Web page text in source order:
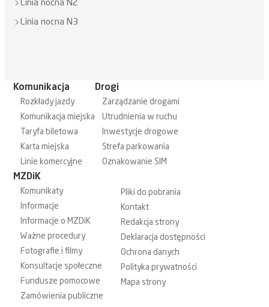
Linia nocna N2
Linia nocna N3
Komunikacja
Rozkłady jazdy
Komunikacja miejska
Taryfa biletowa
Karta miejska
Linie komercyjne
Drogi
Zarządzanie drogami
Utrudnienia w ruchu
Inwestycje drogowe
Strefa parkowania
Oznakowanie SIM
MZDiK
Komunikaty
Informacje
Informacje o MZDiK
Ważne procedury
Fotografie i filmy
Konsultacje społeczne
Fundusze pomocowe
Zamówienia publiczne
Pliki do pobrania
Kontakt
Redakcja strony
Deklaracja dostępności
Ochrona danych
Polityka prywatności
Mapa strony